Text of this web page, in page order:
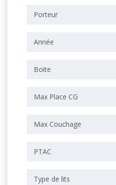
Porteur
Année
Boite
Max Place CG
Max Couchage
PTAC
Type de lits